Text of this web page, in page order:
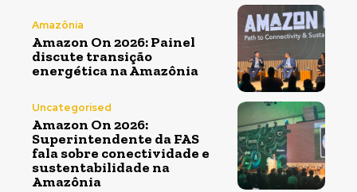
Amazônia
Amazon On 2026: Painel
discute transição
energética na Amazônia
Uncategorised
Amazon On 2026:
Superintendente da FAS
fala sobre conectividade e
sustentabilidade na
Amazônia